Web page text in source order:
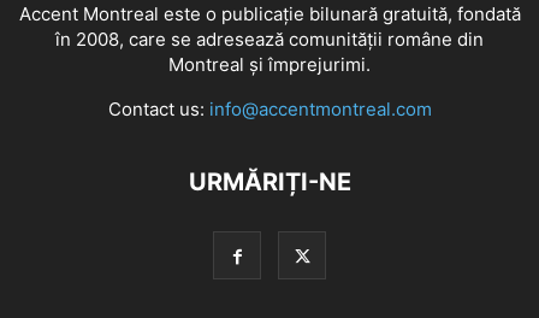
Accent Montreal este o publicație bilunară gratuită, fondată
în 2008, care se adresează comunităţii române din
Montreal şi împrejurimi.
Contact us: info@accentmontreal.com
URMĂRIȚI-NE